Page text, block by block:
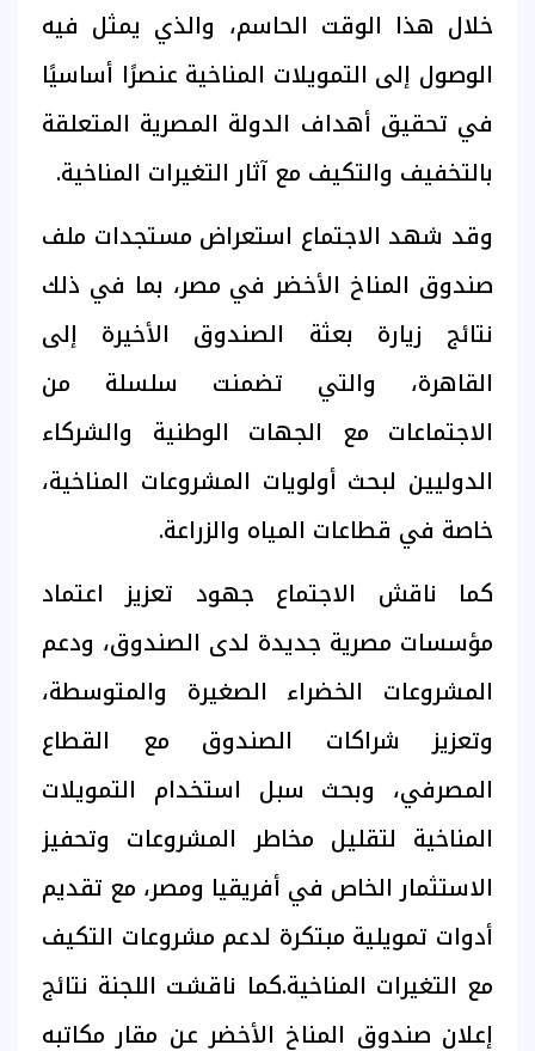
خلال هذا الوقت الحاسم، والذي يمثل فيه
الوصول إلى التمويلات المناخية عنصرًا أساسيًا
في تحقيق أهداف الدولة المصرية المتعلقة
بالتخفيف والتكيف مع آثار التغيرات المناخية.
وقد شهد الاجتماع استعراض مستجدات ملف
صندوق المناخ الأخضر في مصر، بما في ذلك
نتائج زيارة بعثة الصندوق الأخيرة إلى
القاهرة، والتي تضمنت سلسلة من
الاجتماعات مع الجهات الوطنية والشركاء
الدوليين لبحث أولويات المشروعات المناخية،
خاصة في قطاعات المياه والزراعة.
كما ناقش الاجتماع جهود تعزيز اعتماد
مؤسسات مصرية جديدة لدى الصندوق، ودعم
المشروعات الخضراء الصغيرة والمتوسطة،
وتعزيز شراكات الصندوق مع القطاع
المصرفي، وبحث سبل استخدام التمويلات
المناخية لتقليل مخاطر المشروعات وتحفيز
الاستثمار الخاص في أفريقيا ومصر، مع تقديم
أدوات تمويلية مبتكرة لدعم مشروعات التكيف
مع التغيرات المناخية.كما ناقشت اللجنة نتائج
إعلان صندوق المناخ الأخضر عن مقار مكاتبه